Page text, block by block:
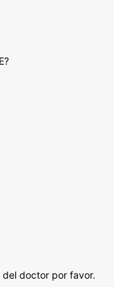
doctor por favor.